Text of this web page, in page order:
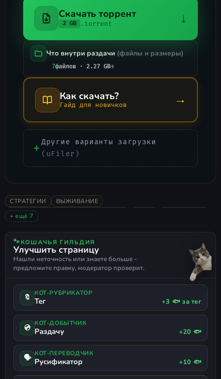
Скачать торрент
2 GB .torrent ↓
Что внутри раздачи (файлы и размеры)
7файлов · 2.27 GB→
Как скачать?
Гайд для новичков →
Другие варианты загрузки
(uFiler)
СТРАТЕГИИ
ВЫЖИВАНИЕ
ГРАДОСТРОИТЕЛЬНЫЙ СИМУЛЯТОР
ФЭНТЕЗИ
ПРОЦЕДУРНАЯ ГЕНЕРАЦИЯ
+ ещё 7
🐾КОШАЧЬЯ ГИЛЬДИЯ
Улучшить страницу
Нашли неточность или знаете больше -
предложите правку, модератор проверит.
🔖 КОТ-РУБРИКАТОР
Тег +3 🐟 за тег
💿 КОТ-ДОБЫТЧИК
Раздачу +20 🐟
🗣 КОТ-ПЕРЕВОДЧИК
Русификатор +10 🐟